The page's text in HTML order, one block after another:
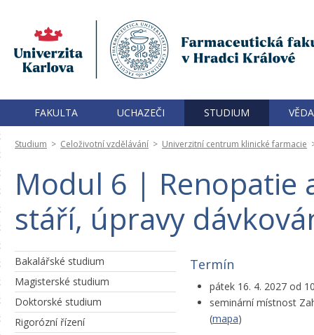
FAKULTA UCHAZEČI STUDIUM
Studium > Celoživotní vzdělávání > Univerzitní centrum klinické farmacie
Modul 6 | Renopatie
stáří, úpravy
Bakalářské studium
Magisterské studium
Doktorské studium
Rigorózní řízení
Termín
pátek 16. 4. 2027 od
seminární místnost
(mapa)